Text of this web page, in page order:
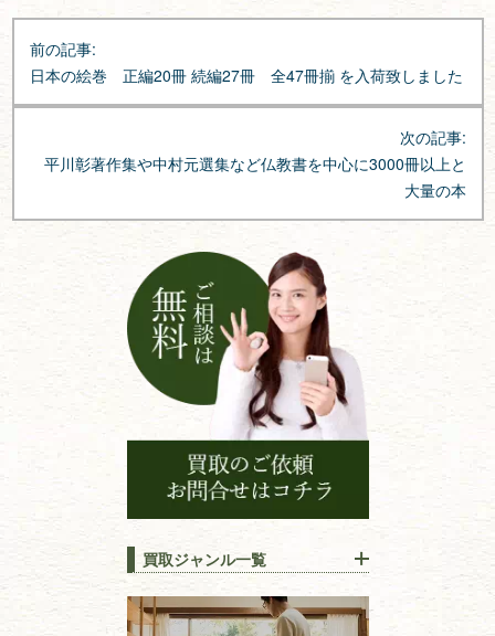
投
稿
ナ
シ
ン
前の記事:
日本の絵巻 正編20冊 続編27冊 全47冊揃 を入荷致しました
次の記事:
平川彰著作集や中村元選集など仏教書を中心に3000冊以上と
大量の本
買取ジャンル一覧
江戸時代の書物